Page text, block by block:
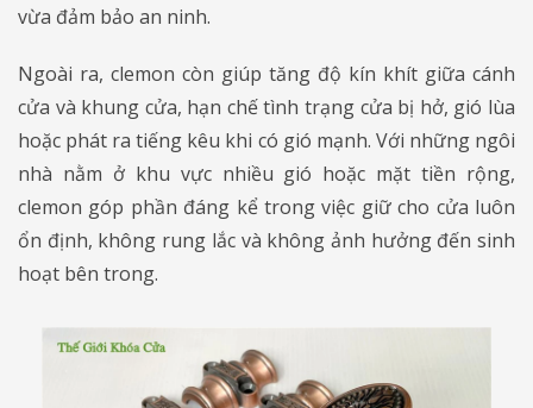
vừa đảm bảo an ninh.
Ngoài ra, clemon còn giúp tăng độ kín khít giữa cánh
cửa và khung cửa, hạn chế tình trạng cửa bị hở, gió lùa
hoặc phát ra tiếng kêu khi có gió mạnh. Với những ngôi
nhà nằm ở khu vực nhiều gió hoặc mặt tiền rộng,
clemon góp phần đáng kể trong việc giữ cho cửa luôn
ổn định, không rung lắc và không ảnh hưởng đến sinh
hoạt bên trong.